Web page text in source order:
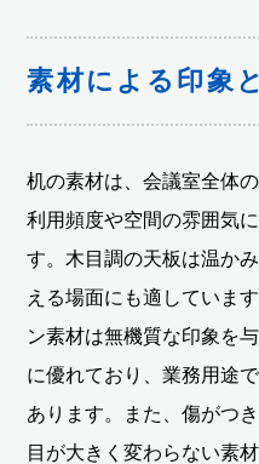
素材による印象
机の素材は、会議室全体
利用頻度や空間の雰囲気
す。木目調の天板は温か
える場面にも適していま
ン素材は無機質な印象を
に優れており、業務用途
あります。また、傷がつ
目が大きく変わらない素